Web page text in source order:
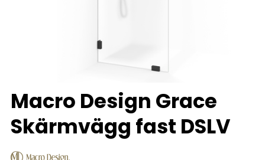
Macro Design Grace
Skärmvägg fast DSLV